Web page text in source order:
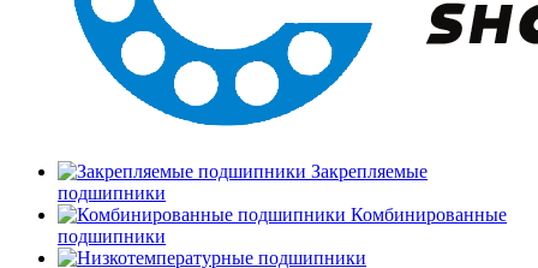
Закрепляемые
подшипники
Комбинированные
подшипники